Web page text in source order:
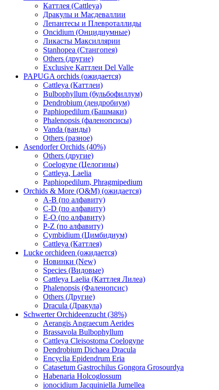
Каттлея (Cattleya)
Дракулы и Масдеваллии
Лепантесы и Плевроталлиды
Oncidium (Онцидиумные)
Ликасты Максиллярии
Stanhopea (Стангопея)
Others (другие)
Exclusive Каттлеи Del Valle
PAPUGA orchids (ожидается)
Cattleya (Каттлеи)
Bulbophyllum (бульбофиллум)
Dendrobium (дендробиум)
Paphiopedilum (Башмаки)
Phalenopsis (фаленопсисы)
Vanda (ванды)
Others (разное)
Asendorfer Orchids (40%)
Others (другие)
Coelogyne (Целогины)
Cattleya, Laelia
Paphiopedilum, Phragmipedium
Orchids & More (O&M) (ожидается)
A-B (по алфавиту)
C-D (по алфавиту)
E-O (по алфавиту)
P-Z (по алфавиту)
Cymbidium (Цимбидиум)
Cattleya (Каттлея)
Lucke orchideen (ожидается)
Новинки (New)
Species (Видовые)
Cattleya Laelia (Каттлея Лилеа)
Phalenopsis (Фаленопсис)
Others (Другие)
Dracula (Дракула)
Schwerter Orchideenzucht (38%)
Aerangis Angraecum Aerides
Brassavola Bulbophyllum
Cattleya Cleisostoma Coelogyne
Dendrobium Dichaea Dracula
Encyclia Epidendrum Eria
Catasetum Gastrochilus Gongora Grosourdya
Habenaria Holcoglossum
ionocidium Jacquiniella Jumellea